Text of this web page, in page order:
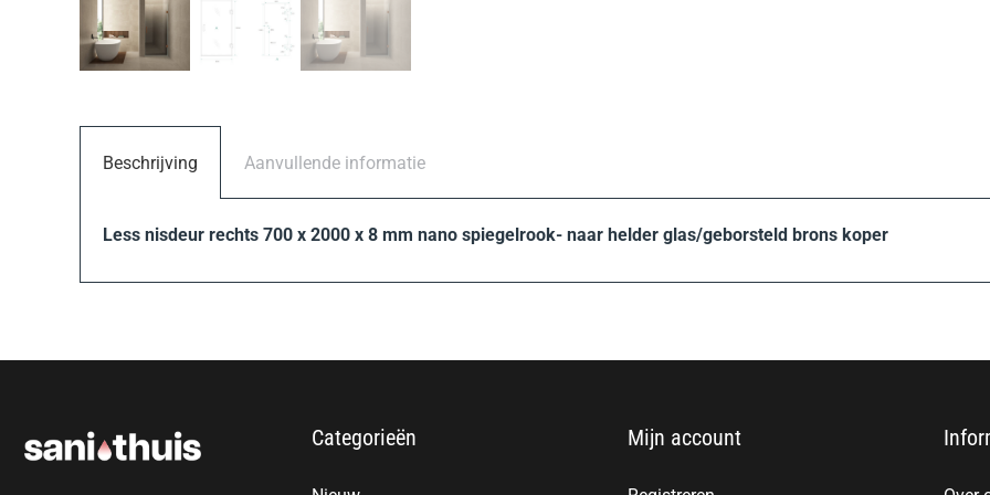
Beschrijving Aanvullende informatie
Less nisdeur rechts 700 x 2000 x 8 mm nano spiegelrook- naar helder glas/geborsteld brons koper
Categorieën Mijn account